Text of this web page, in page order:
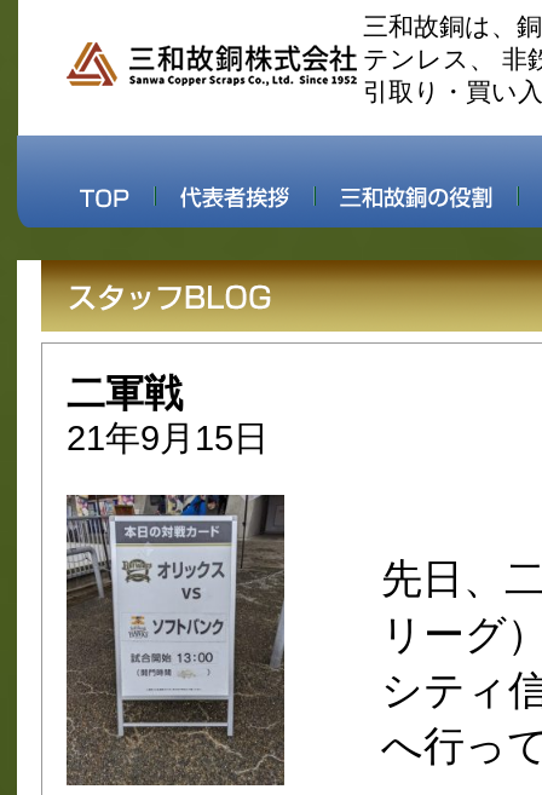
三和故銅は、
テンレス、 非
引取り・買い
二軍戦
21年9月15日
先日、
リーグ
シティ
へ行っ